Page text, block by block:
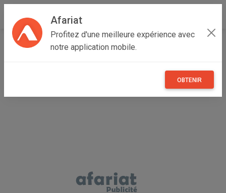
Afariat
Profitez d'une meilleure expérience avec
notre application mobile.
OBTENIR
Accueil Recherche Grand Tunis